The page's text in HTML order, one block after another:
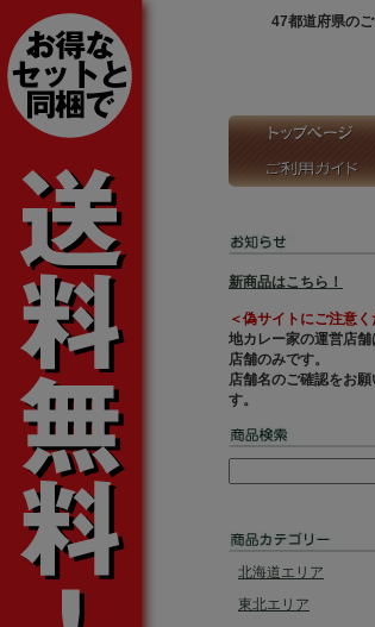
47都道府県のご当
新商品はこちら！
＜偽サイトにご注意く
地カレー家の運営店舗
店舗のみです。
店舗名のご確認をお願
す。
北海道エリア
東北エリア